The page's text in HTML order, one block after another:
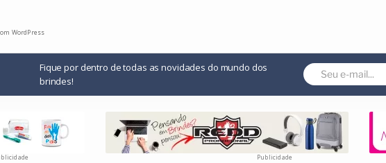
WordPress
Fique por dentro de todas as novidades do mundo dos
brindes!
Publicidade